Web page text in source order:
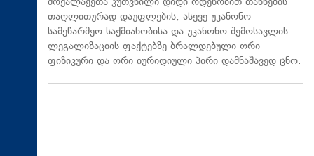
თაღლითურად დაუფლების, ასევე უკანონო
სამეწარმეო საქმიანობისა და უკანონო შემოსავლის
ლეგალიზაციის ფაქტებზე ბრალდებული ორი
ფიზიკური და ორი იურიდიული პირი დამნაშავედ ცნო.